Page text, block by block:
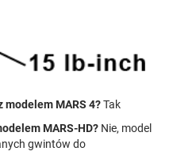
modelem MARS 4?Tak
MARS-HD? Nie, model
gwintów do